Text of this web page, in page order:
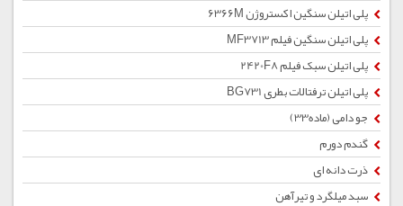
پلی اتیلن سنگین اکستروژن 6366M
پلی اتیلن سنگین فیلم MF3713
پلی اتیلن سبک فیلم 2420F8
پلی اتیلن ترفتالات بطری BG731
جو دامی (ماده33)
گندم دورم
ذرت دانه ای
سبد میلگرد و تیرآهن